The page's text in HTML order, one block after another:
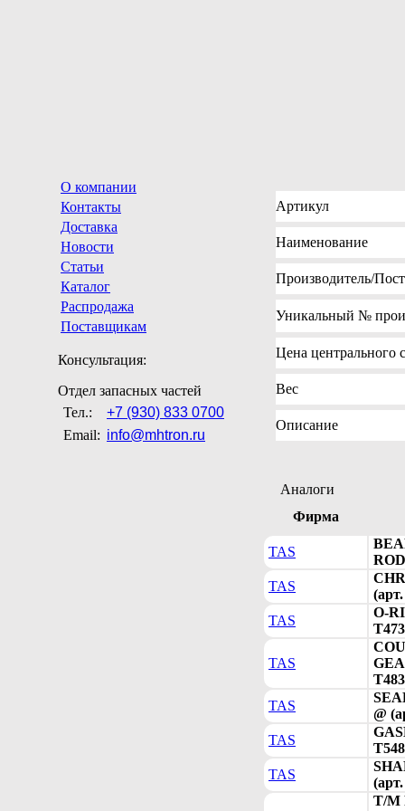
О компании
Контакты
Доставка
Новости
Статьи
Каталог
Распродажа
Поставщикам
Консультация:
Отдел запасных частей
Тел.:
+7 (930) 833 0700
Email: info@mhtron.ru
Артикул
Наименование
Производитель/
Уникальный №
Цена центрального
Вес
Описание
Аналоги
Фирма
TAS
TAS
TAS
O-
TAS
TAS
@
TAS
TAS
T/M